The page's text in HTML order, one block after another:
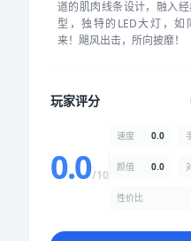
道的肌肉线条设计，融入
型，独特的LED大灯，如
来！飓风出击，所向披靡！
玩家评分
0.0/10
速度 0.0
颜值 0.0
性价比
★★★★ ★
性价比
★★★